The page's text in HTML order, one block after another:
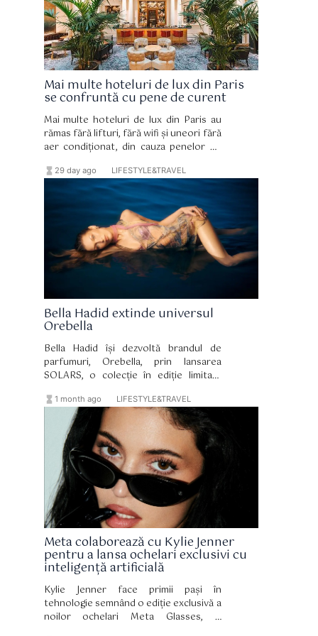
Mai multe hoteluri de lux din Paris
se confruntă cu pene de curent
Mai multe hoteluri de lux din Paris au
rămas fără lifturi, fără wifi și uneori fără
aer condiționat, din cauza penelor de
hourglass_full 29 day ago LIFESTYLE&TRAVEL
Bella Hadid extinde universul
Orebella
Bella Hadid își dezvoltă brandul de
parfumuri, Orebella, prin lansarea
SOLARS, o colecție în ediție limitată
păr. Lansată la puțin peste un an de la
debutul Orebella, noua colecție
continuă direcția distinctivă a brandului,
bazată pe formula sa bifazică, fără
alcool și pe bază de apă botanică.
hourglass_full 1 month ago LIFESTYLE&TRAVEL
Meta colaborează cu Kylie Jenner
pentru a lansa ochelari exclusivi cu
inteligență artificială
Kylie Jenner face primii pași în
tehnologie semnând o ediție exclusivă a
noilor ochelari Meta Glasses, o